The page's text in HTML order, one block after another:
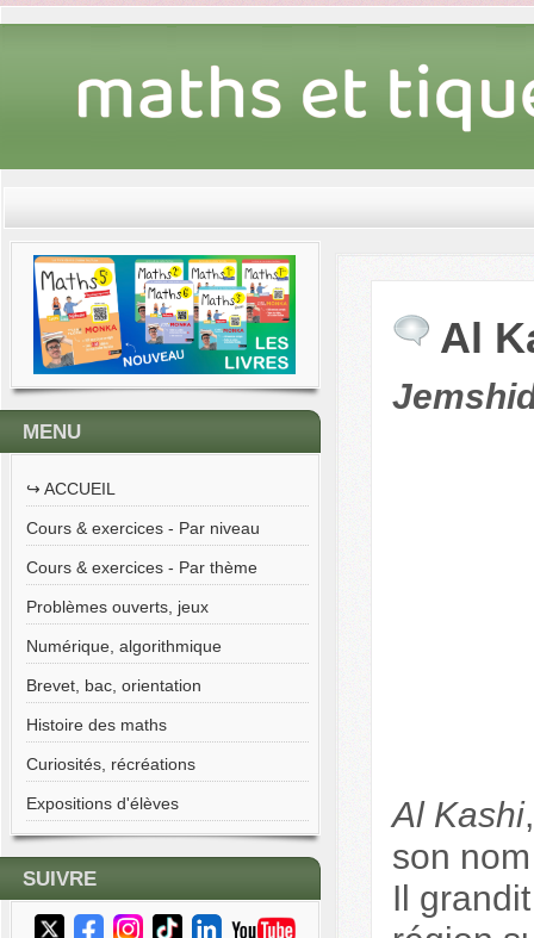
MENU
↪︎ ACCUEIL
Cours & exercices - Par niveau
Cours & exercices - Par thème
Problèmes ouverts, jeux
Numérique, algorithmique
Brevet, bac, orientation
Histoire des maths
Curiosités, récréations
Expositions d'élèves
SUIVRE
Al
Al Kashi
son
Il